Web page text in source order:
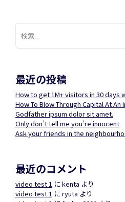
検
索:
最近の投稿
How to get 1M+ visitors in 30 days
How To Blow Through Capital At An
Godfather ipsum dolor sit amet.
Only don’t tell me you’re innocent
Ask your friends in the
最近のコメント
video test 1 にkenta より
video test 1 にryuta より